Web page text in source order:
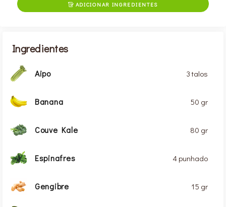
ADICIONAR INGREDIENTES
Ingredientes
Aipo 3 talos
Banana 50 gr
Couve Kale 80 gr
Espinafres 4 punhado
Gengibre 15 gr